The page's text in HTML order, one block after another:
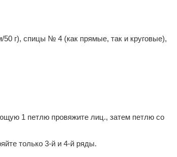
г), спицы № 4 (как прямые, так и круговые),
1 петлю провяжите лиц., затем петлю со
только 3-й и 4-й ряды.